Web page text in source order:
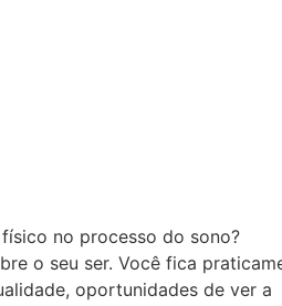
no processo do sono?
o seu ser. Você fica
oportunidades de ver a